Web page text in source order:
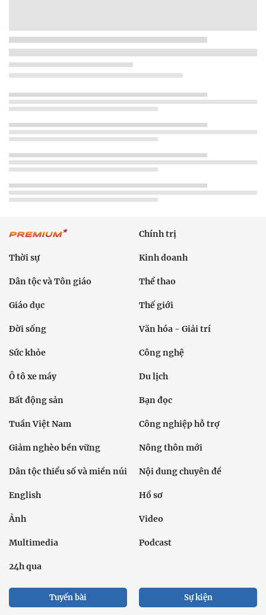
Chính trị
Thời sự Kinh doanh
Dân tộc và Tôn giáo Thể thao
Giáo dục Thế giới
Đời sống Văn hóa - Giải trí
Sức khỏe Công nghệ
Ô tô xe máy Du lịch
Bất động sản Bạn đọc
Tuần Việt Nam Công nghiệp hỗ trợ
Giảm nghèo bền vững Nông thôn mới
Dân tộc thiểu số và miền núi Nội dung chuyên đề
English Hồ sơ
Ảnh Video
Multimedia Podcast
24h qua
Tuyến bài Sự kiện